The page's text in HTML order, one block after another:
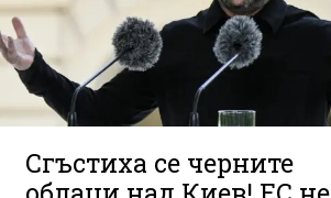
Сгъстиха се черните